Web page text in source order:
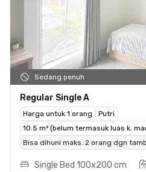
Sedang penuh
Regular Single A
Harga untuk 1 orang
Putri
10.5 m² (belum termasuk luas k.
Bisa dihuni maks. 2 orang dgn
Single Bed 100x200 cm